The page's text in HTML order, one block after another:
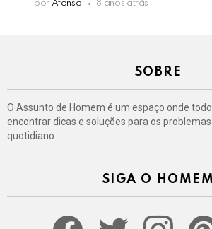
por Afonso 8 anos atrás
SOBRE
O Assunto de Homem é um espaço onde
encontrar dicas e soluções para os
quotidiano.
SIGA O HOMEM